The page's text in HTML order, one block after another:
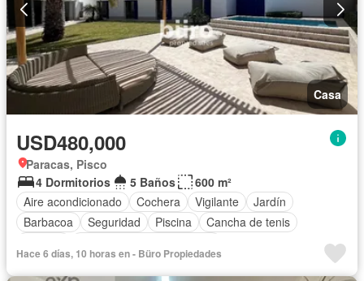
Casa
USD480,000
Paracas, Pisco
4 Dormitorios
5 Baños
600 m²
Aire acondicionado
Cochera Vigilante
Jardín
Barbacoa
Seguridad Piscina
Cancha de tenis
Hace 6 días, 10 horas en - Büro Propiedades